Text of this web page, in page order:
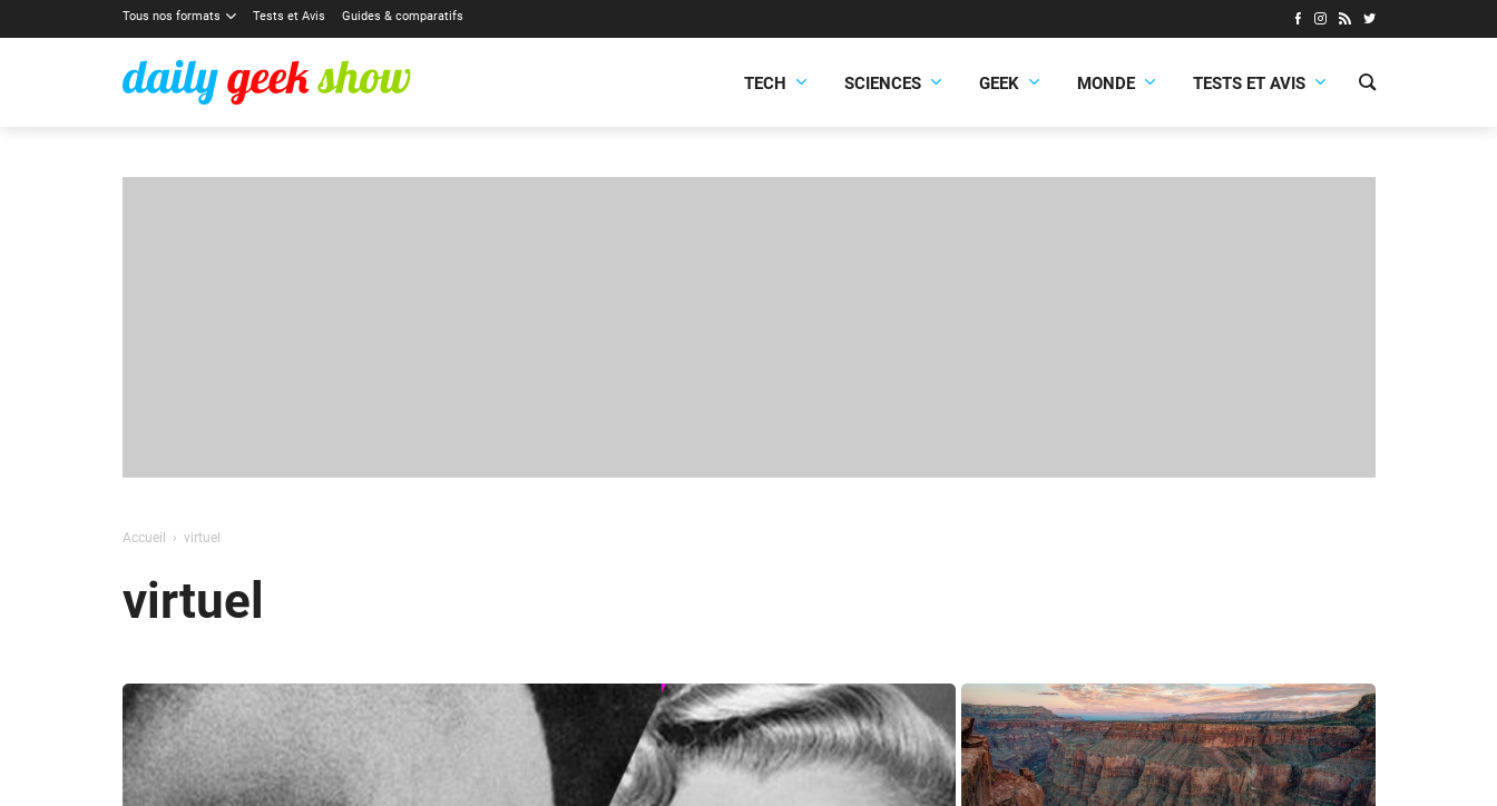
Tous nos formats Tests et Avis Guides & comparatifs
TECH SCIENCES GEEK MONDE TESTS ET AVIS
Accueil virtuel
virtuel